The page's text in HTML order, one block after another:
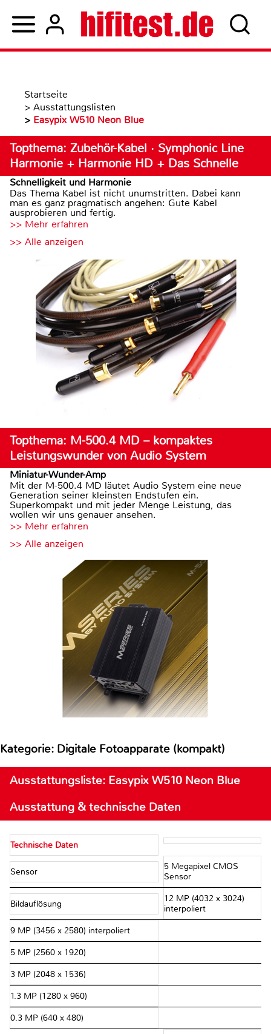
Startseite
> Ausstattungslisten
> Easypix W510 Neon Blue
Topthema: Zubehör-Kabel · Symphonic Line
Harmonie + Harmonie HD + Das Schnelle
Schnelligkeit und Harmonie
Das Thema Kabel ist nicht unumstritten. Dabei kann
man es ganz pragmatisch angehen: Gute Kabel
ausprobieren und fertig.
>> Mehr erfahren
>> Alle anzeigen
Topthema: M-500.4 MD – kompaktes
Leistungswunder von Audio System
Miniatur-Wunder-Amp
Mit der M-500.4 MD läutet Audio System eine neue
Generation seiner kleinsten Endstufen ein.
Superkompakt und mit jeder Menge Leistung, das
wollen wir uns genauer ansehen.
>> Mehr erfahren
>> Alle anzeigen
Kategorie: Digitale Fotoapparate (kompakt)
Ausstattungsliste: Easypix W510 Neon Blue
Ausstattung & technische Daten
Technische Daten
Sensor
5 Megapixel CMOS
Sensor
Bildauflösung
12 MP (4032 x 3024)
interpoliert
9 MP (3456 x 2580) interpoliert
5 MP (2560 x 1920)
3 MP (2048 x 1536)
1.3 MP (1280 x 960)
0.3 MP (640 x 480)